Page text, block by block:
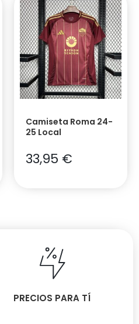
Camiseta Roma 24-
25 Local
33,95 €
PRECIOS PARA TÍ